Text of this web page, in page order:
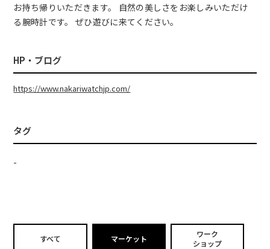
お持ち帰りいただきます。 自然の美しさをお楽しみいただけ
る腕時計です。 ぜひ遊びに来てください。
HP・ブログ
https://www.nakariwatchjp.com/
タグ
-
すべて マーケット
ワーク
ショップ